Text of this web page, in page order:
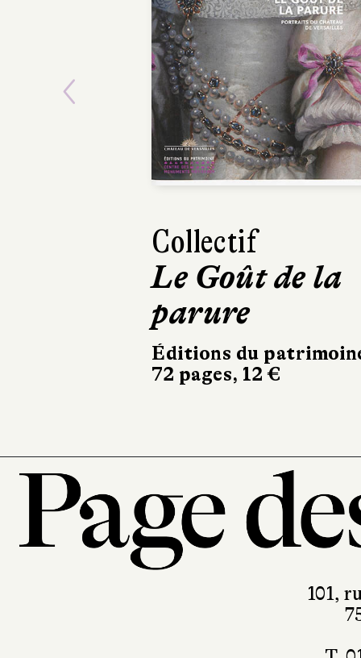
Collectif
Le Goût de la
parure
Éditions du
72 pages, 12 €
Previous
101,